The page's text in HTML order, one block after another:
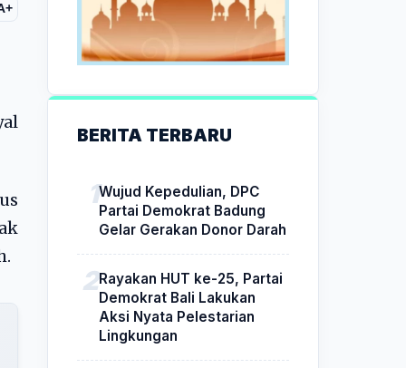
BERITA TERBARU
Wujud Kepedulian, DPC
Partai Demokrat Badung
Gelar Gerakan Donor Darah
Rayakan HUT ke-25, Partai
Demokrat Bali Lakukan
Aksi Nyata Pelestarian
Lingkungan